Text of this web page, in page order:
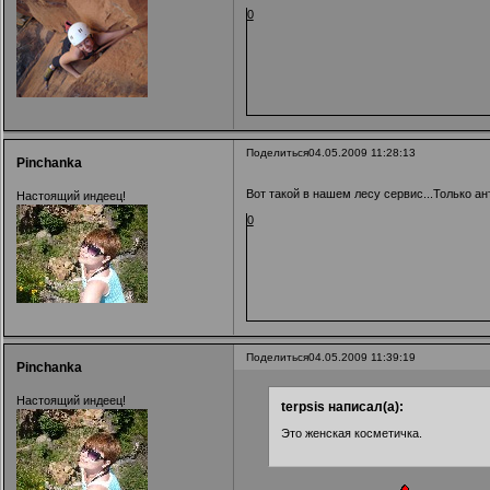
0
Поделиться04.05.2009 11:28:13
Pinchanka
Настоящий индеец!
Вот такой в нашем лесу сервис...Только
0
Поделиться04.05.2009 11:39:19
Pinchanka
Настоящий индеец! terpsis написал(а):
Это женская косметичка.